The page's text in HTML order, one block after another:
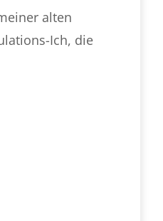
alten
Ich, die